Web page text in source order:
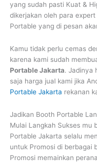
yang sudah pasti Kuat &
dikerjakan oleh para
Portable yang di pesan
Kamu tidak perlu cemas
karena kami sudah
Portable Jakarta. Jadinya
saja harga jual kami jika
Portable Jakarta rekanan
Jadikan Booth Portable
Mulai Langkah Sukses mu
Portable Jakarta selalu
untuk Promosi di berbagai
Promosi memainkan